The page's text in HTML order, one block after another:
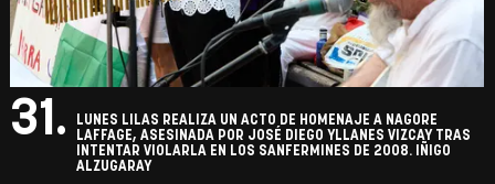
31.
LUNES LILAS REALIZA UN ACTO DE HOMENAJE A NAGORE
LAFFAGE, ASESINADA POR JOSÉ DIEGO YLLANES VIZCAY TRAS
INTENTAR VIOLARLA EN LOS SANFERMINES DE 2008. IÑIGO
ALZUGARAY